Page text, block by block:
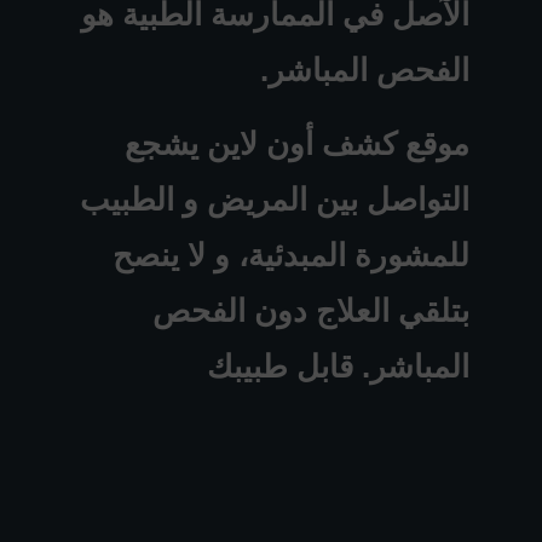
الآصل في الممارسة الطبية هو
الفحص المباشر.
موقع كشف أون لاين يشجع
التواصل بين المريض و الطبيب
للمشورة المبدئية، و لا ينصح
بتلقي العلاج دون الفحص
المباشر. قابل طبيبك